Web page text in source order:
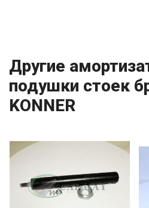
Другие
подушки стоек
KONNER